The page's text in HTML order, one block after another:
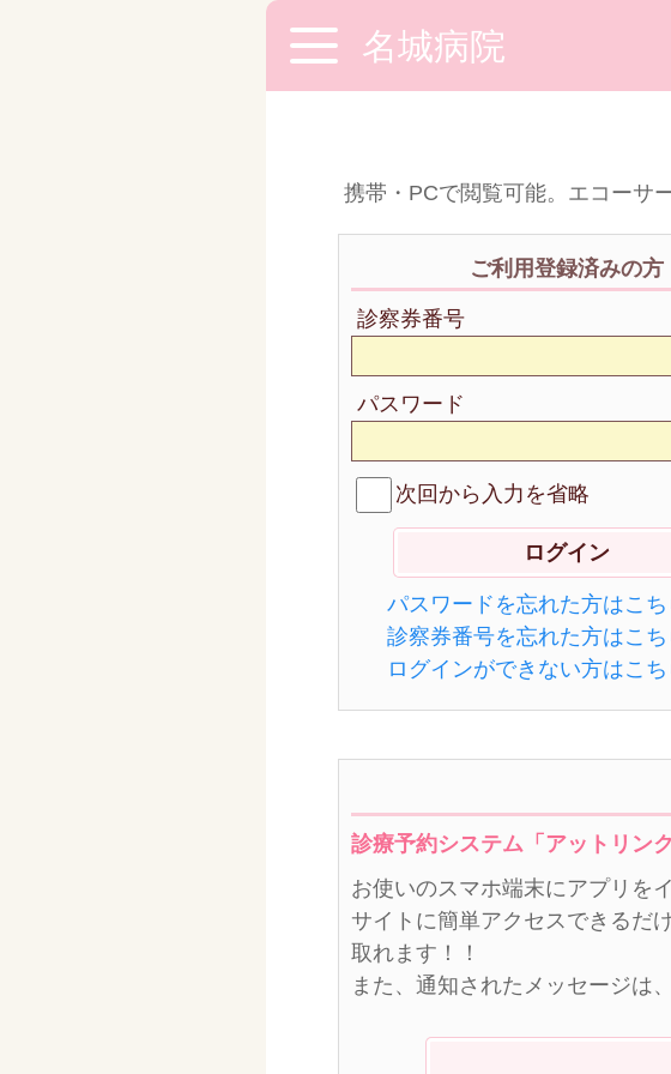
名城病院
携帯・PCで閲覧可能。エコーサ
ご利用登録済みの方
診察券番号
パスワード
次回から入力を省略
パスワードを忘れた方はこち
診察券番号を忘れた方はこち
ログインができない方はこち
診療予約システム「アットリン
お使いのスマホ端末にアプリを
サイトに簡単アクセスできるだ
取れます！！
また、通知されたメッセージは